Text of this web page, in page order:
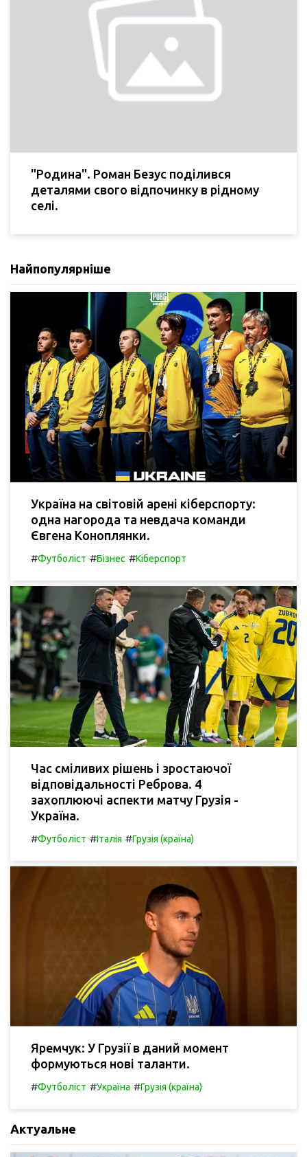
"Родина". Роман Безус поділився
деталями свого відпочинку в рідному
селі.
Найпопулярніше
Україна на світовій арені кіберспорту:
одна нагорода та невдача команди
Євгена Коноплянки.
#Футболіст #Бізнес #Кіберспорт
Час сміливих рішень і зростаючої
відповідальності Реброва. 4
захоплюючі аспекти матчу Грузія -
Україна.
#Футболіст #Італія #Грузія (країна)
Яремчук: У Грузії в даний момент
формуються нові таланти.
#Футболіст #Україна #Грузія (країна)
Актуальне